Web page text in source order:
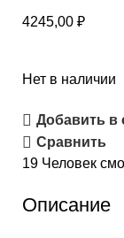
4245,00 ₽
Нет в наличии
Добавить в
Сравнить
19 Человек
Описание